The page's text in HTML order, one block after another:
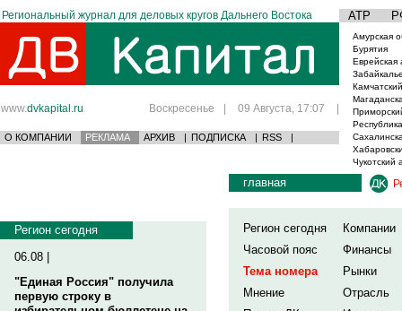
Региональный журнал для деловых кругов Дальнего Востока АТР
www.dvkapital.ru Воскресенье | 09 Августа, 17:07 |
О КОМПАНИИ РЕКЛАМА АРХИВ | ПОДПИСКА | RSS |
Амурская
Бурятия
Еврейская
Чукотский
Регион сегодня
06.08 |
"Единая Россия" получила
первую строку в
главная
Регион сегодня
Компании
Часовой пояс
Финансы
Тема номера
Рынки
Мнение
Отрасль